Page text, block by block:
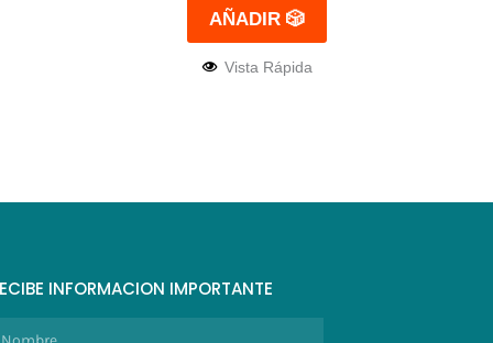
AÑADIR 🎲
Vista Rápida
INFORMACION IMPORTANTE